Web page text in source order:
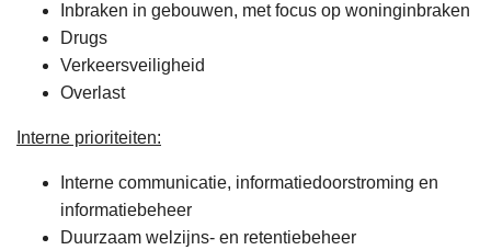
Inbraken in gebouwen, met focus op woninginbraken
Drugs
Verkeersveiligheid
Overlast
Interne prioriteiten:
Interne communicatie, informatiedoorstroming en
informatiebeheer
Duurzaam welzijns- en retentiebeheer